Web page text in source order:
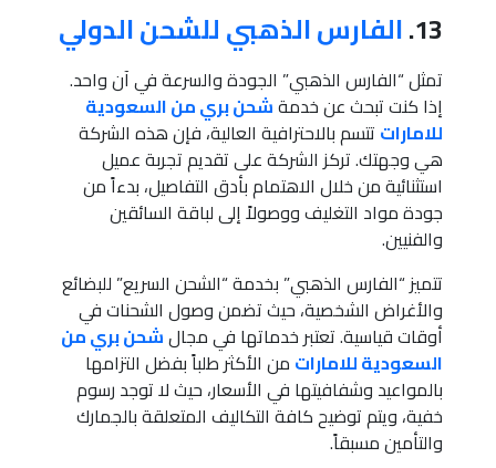
13. الفارس الذهبي للشحن الدولي
تمثل “الفارس الذهبي” الجودة والسرعة في آن واحد.
إذا كنت تبحث عن خدمةشحن بري من السعودية
للامارات تتسم بالاحترافية العالية، فإن هذه الشركة
هي وجهتك. تركز الشركة على تقديم تجربة عميل
استثنائية من خلال الاهتمام بأدق التفاصيل، بدءاً من
جودة مواد التغليف ووصولاً إلى لباقة السائقين
والفنيين.
تتميز “الفارس الذهبي” بخدمة “الشحن السريع” للبضائع
والأغراض الشخصية، حيث تضمن وصول الشحنات في
أوقات قياسية. تعتبر خدماتها في مجالشحن بري من
السعودية للامارات من الأكثر طلباً بفضل التزامها
بالمواعيد وشفافيتها في الأسعار، حيث لا توجد رسوم
خفية، ويتم توضيح كافة التكاليف المتعلقة بالجمارك
والتأمين مسبقاً.